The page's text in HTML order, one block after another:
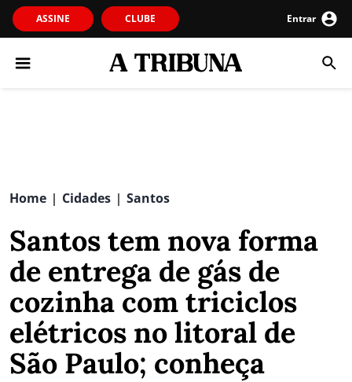
ASSINE CLUBE Entrar
Home | Cidades | Santos
Santos tem nova forma
de entrega de gás de
cozinha com triciclos
elétricos no litoral de
São Paulo; conheça